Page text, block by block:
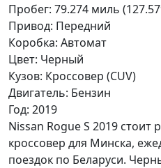
Пробег: 79.274 миль
Привод: Передний
Коробка: Автомат
Цвет: Черный
Кузов: Кроссовер (CUV)
Двигатель: Бензин
Год: 2019
Nissan Rogue S 2019 стоит
кроссовер для Минска,
поездок по Беларуси.